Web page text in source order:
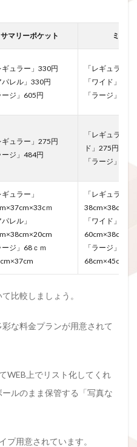
サマリーポケット ミニク
ギュラー」330円
パレル」330円
ージ」605円
「レギュラー
「ワイド」330
「ラージ」600
ギュラー」275円
ージ」484円
「レギュラー
ド」275円
「ラージ」480
ギュラー」
ｍ
パレル」
ージ」68ｃｍ
「レギュラー」
「ワイド」
「ラージ」
比較しましょう。
な料金プランが用意されて
WEB上でリスト化してくれ
ルのまま保管する「写真な
プ用意されています。